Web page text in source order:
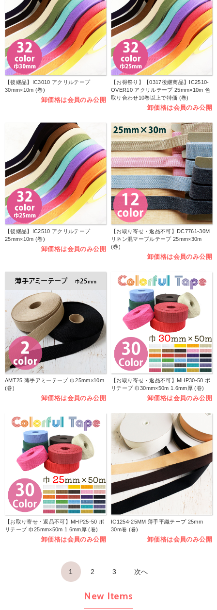
【後継品】IC3010 アクリルテープ
30mm×10m (巻)
卸価格は会員のみ公開
【お得祭り】【0317後継商品】IC2510-
OVER10 アクリルテープ 25mm×10m 色
取り合わせ10巻以上で特価 (巻)
卸価格は会員のみ公開
【後継品】IC2510 アクリルテープ
25mm×10m (巻)
卸価格は会員のみ公開
【お取り寄せ・返品不可】DC7761-30M
リネン混マーブルテープ 25mm×30m
(巻)
卸価格は会員のみ公開
AMT25 薄手アミーテープ 巾25mm×10m
(巻)
卸価格は会員のみ公開
【お取り寄せ・返品不可】MHP30-50 ポ
リテープ 巾30mm×50m 1.6mm厚 (巻)
卸価格は会員のみ公開
【お取り寄せ・返品不可】MHP25-50 ポ
リテープ 巾25mm×50m 1.6mm厚 (巻)
卸価格は会員のみ公開
IC1254-25MM 薄手平織テープ 25mm
30m巻 (巻)
卸価格は会員のみ公開
1 2 3 次へ
New Items